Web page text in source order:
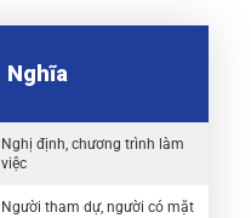
Nghĩa
Nghị định, chương trình làm
việc
Người tham dự, người có mặt